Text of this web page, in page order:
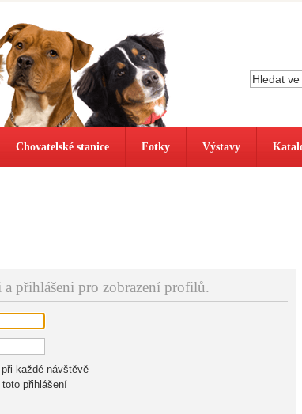
Chovatelské stanice Fotky Výstavy
přihlášeni pro zobrazení profilů.
každé návštěvě
přihlášení